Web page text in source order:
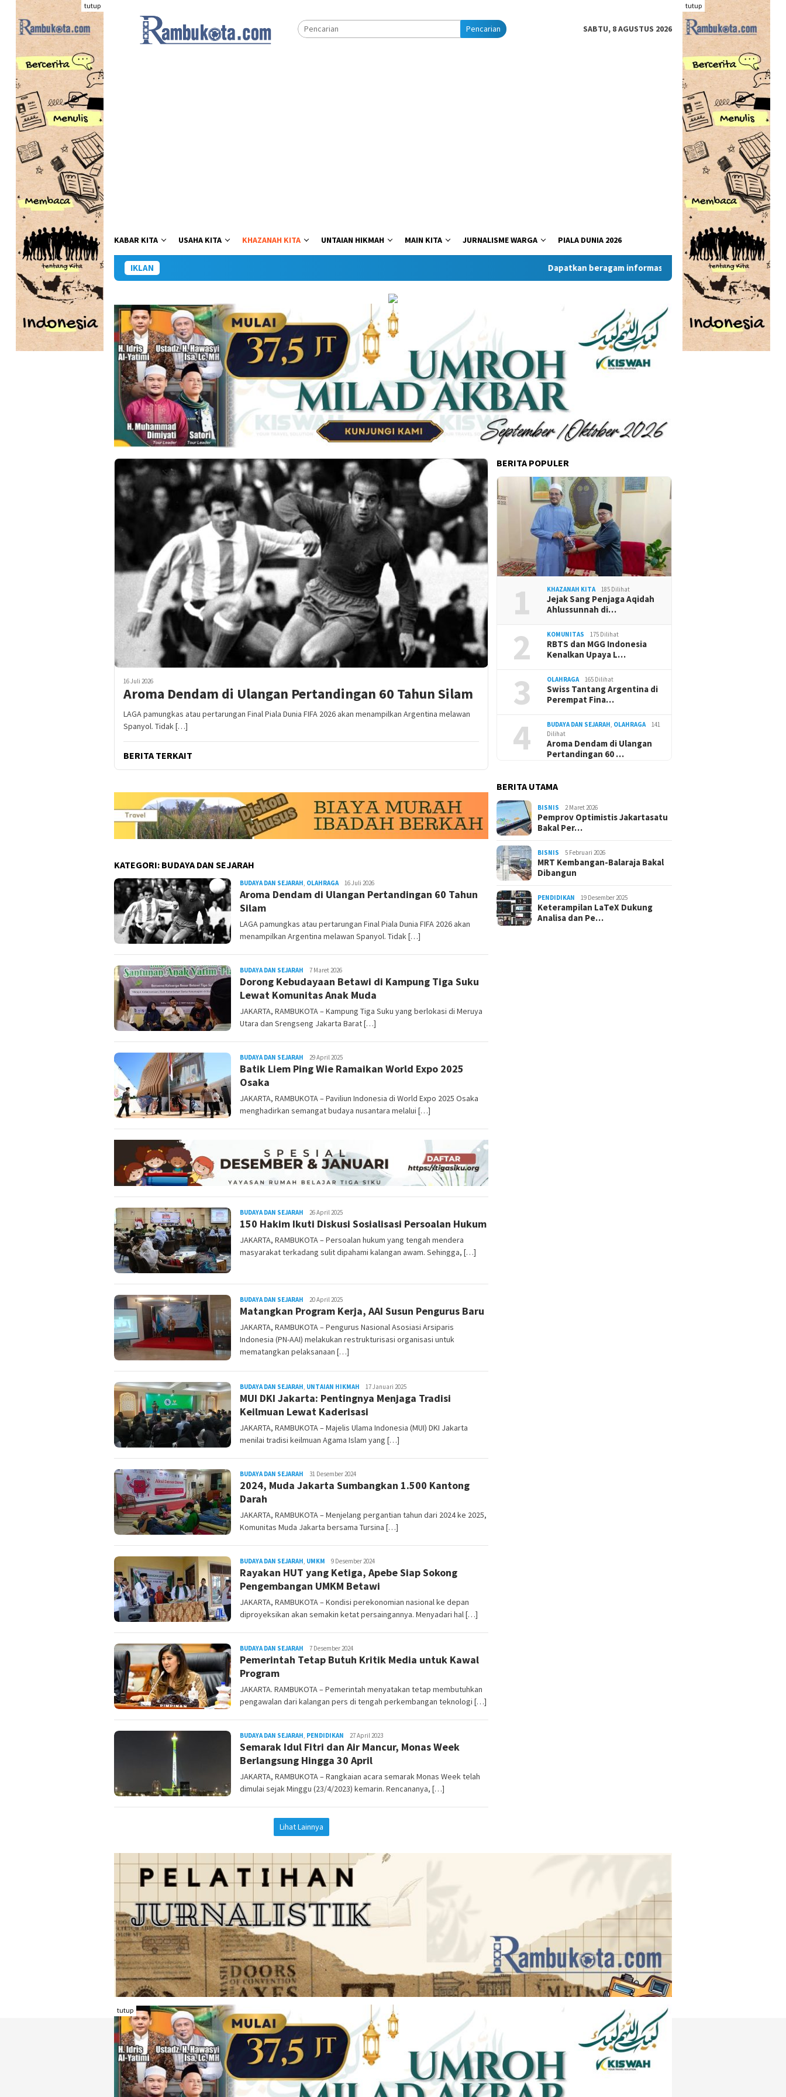
Loncat
konten
tutup tutup
Pencarian SABTU, 8 AGUSTUS 2026
KABAR KITA USAHA KITA KHAZANAH KITA UNTAIAN HIKMAH MAIN KITA JURNALISME WARGA PIALA DUNIA 2026
IKLAN Dapatkan beragam informasi dan berita menarik dari situs
16 Juli 2026
Aroma Dendam di Ulangan Pertandingan 60 Tahun Silam
LAGA pamungkas atau pertarungan Final Piala Dunia FIFA 2026 akan menampilkan Argentina melawan
Spanyol. Tidak […]
BERITA TERKAIT
KATEGORI: BUDAYA DAN SEJARAH
BUDAYA DAN SEJARAH, OLAHRAGAREDAKSI
RAMBUKOTA
16 Juli 2026
Aroma Dendam di Ulangan Pertandingan 60 Tahun
Silam
LAGA pamungkas atau pertarungan Final Piala Dunia FIFA 2026 akan
menampilkan Argentina melawan Spanyol. Tidak […]
BUDAYA DAN SEJARAH REDAKSI
RAMBUKOTA
7 Maret 2026
Dorong Kebudayaan Betawi di Kampung Tiga Suku
Lewat Komunitas Anak Muda
JAKARTA, RAMBUKOTA – Kampung Tiga Suku yang berlokasi di Meruya
Utara dan Srengseng Jakarta Barat […]
BUDAYA DAN SEJARAH REDAKSI
RAMBUKOTA
29 April 2025
Batik Liem Ping Wie Ramaikan World Expo 2025
Osaka
JAKARTA, RAMBUKOTA – Paviliun Indonesia di World Expo 2025 Osaka
menghadirkan semangat budaya nusantara melalui […]
BUDAYA DAN SEJARAH REDAKSI
RAMBUKOTA
26 April 2025
150 Hakim Ikuti Diskusi Sosialisasi Persoalan Hukum
JAKARTA, RAMBUKOTA – Persoalan hukum yang tengah mendera
masyarakat terkadang sulit dipahami kalangan awam. Sehingga, […]
BUDAYA DAN SEJARAH REDAKSI
RAMBUKOTA
20 April 2025
Matangkan Program Kerja, AAI Susun Pengurus Baru
JAKARTA, RAMBUKOTA – Pengurus Nasional Asosiasi Arsiparis
Indonesia (PN-AAI) melakukan restrukturisasi organisasi untuk
mematangkan pelaksanaan […]
BUDAYA DAN SEJARAH, UNTAIAN HIKMAH REDAKSI
RAMBUKOTA
17 Januari 2025
MUI DKI Jakarta: Pentingnya Menjaga Tradisi
Keilmuan Lewat Kaderisasi
JAKARTA, RAMBUKOTA – Majelis Ulama Indonesia (MUI) DKI Jakarta
menilai tradisi keilmuan Agama Islam yang […]
BUDAYA DAN SEJARAH REDAKSI
RAMBUKOTA
31 Desember 2024
2024, Muda Jakarta Sumbangkan 1.500 Kantong
Darah
JAKARTA, RAMBUKOTA – Menjelang pergantian tahun dari 2024 ke 2025,
Komunitas Muda Jakarta bersama Tursina […]
BUDAYA DAN SEJARAH, UMKM REDAKSI
RAMBUKOTA
9 Desember 2024
Rayakan HUT yang Ketiga, Apebe Siap Sokong
Pengembangan UMKM Betawi
JAKARTA, RAMBUKOTA – Kondisi perekonomian nasional ke depan
diproyeksikan akan semakin ketat persaingannya. Menyadari hal […]
BUDAYA DAN SEJARAH REDAKSI
RAMBUKOTA
7 Desember 2024
Pemerintah Tetap Butuh Kritik Media untuk Kawal
Program
JAKARTA. RAMBUKOTA – Pemerintah menyatakan tetap membutuhkan
pengawalan dari kalangan pers di tengah perkembangan teknologi […]
BUDAYA DAN SEJARAH, PENDIDIKAN REDAKSI
RAMBUKOTA
27 April 2023
Semarak Idul Fitri dan Air Mancur, Monas Week
Berlangsung Hingga 30 April
JAKARTA, RAMBUKOTA – Rangkaian acara semarak Monas Week telah
dimulai sejak Minggu (23/4/2023) kemarin. Rencananya, […]
Lihat Lainnya
BERITA POPULER
1 KHAZANAH KITA 185 Dilihat
Jejak Sang Penjaga Aqidah
Ahlussunnah di…
2 KOMUNITAS 175 Dilihat
RBTS dan MGG Indonesia
Kenalkan Upaya L…
3 OLAHRAGA 165 Dilihat
Swiss Tantang Argentina di
Perempat Fina…
4 BUDAYA DAN SEJARAH OLAHRAGA
141
Dilihat
Aroma Dendam di Ulangan
Pertandingan 60 …
BERITA UTAMA
BISNIS 2 Maret 2026
Pemprov Optimistis Jakartasatu
Bakal Per…
BISNIS 5 Februari 2026
MRT Kembangan-Balaraja Bakal
Dibangun
PENDIDIKAN 19 Desember 2025
Keterampilan LaTeX Dukung
Analisa dan Pe…
TENTANG RAMBU KOTA REDAKSI
DISCLAIMER
KONTAK KAMI
FORM PENGADUAN
PEDOMAN MEDIA SIBER
KARIR
JARINGAN SOCIAL
Facebook Twitter
Instagram
Linkedin
Youtube
tutup